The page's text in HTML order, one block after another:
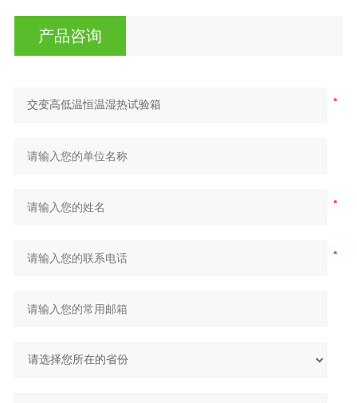
产品咨询